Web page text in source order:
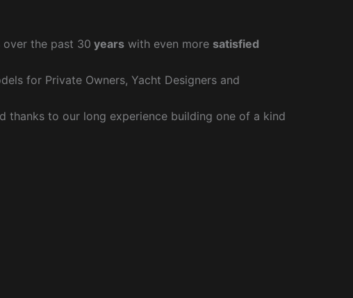
over the past 30 years with even more satisfied
for Private Owners, Yacht Designers and
thanks to our long experience building one of a kind